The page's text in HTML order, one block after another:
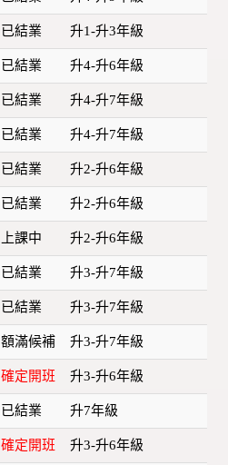
已結業 升1-升3年級
已結業 升4-升6年級
已結業 升4-升7年級
已結業 升4-升7年級
已結業 升2-升6年級
已結業 升2-升6年級
上課中 升2-升6年級
已結業 升3-升7年級
已結業 升3-升7年級
額滿候補 升3-升7年級
確定開班 升3-升6年級
已結業 升7年級
確定開班 升3-升6年級